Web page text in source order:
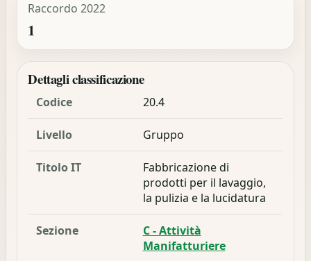
Raccordo 2022
1
Dettagli classificazione
Codice 20.4
Livello Gruppo
Titolo IT
Fabbricazione di
prodotti per il lavaggio,
la pulizia e la lucidatura
Sezione
C - Attività
Manifatturiere